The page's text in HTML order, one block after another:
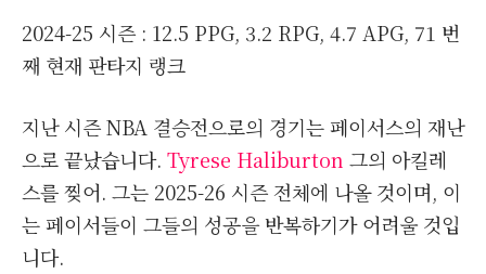
2024-25 시즌 : 12.5 PPG, 3.2 RPG, 4.7 APG, 71 번
째 현재 판타지 랭크
지난 시즌 NBA 결승전으로의 경기는 페이서스의 재난
으로 끝났습니다. Tyrese Haliburton 그의 아킬레
스를 찢어. 그는 2025-26 시즌 전체에 나올 것이며, 이
는 페이서들이 그들의 성공을 반복하기가 어려울 것입
니다.